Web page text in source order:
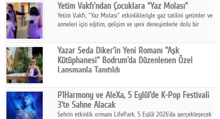
Facebook
Diziler
Karikatür
Youtube
Polemik
Reklam
Yetim Vakfı'ndan Çocuklara “Yaz Molası”
Yetim Vakfı, "Yaz Molası" etkinlikleriyle yaz tatilini yetimler ve
anneleri için eğitim, gelişim ve yeni deneyimlerle dolu bir
Yazar Seda Diker'in Yeni Romanı "Aşk
Kütüphanesi" Bodrum'da Düzenlenen Özel
Lansmanla Tanıtıldı
Diker'in 13. kitabı “Aşk Kütüphanesi” 6 Ağustos'ta Casa dell'Arte
Bodrum'da düzenlenen özel lansmanla okurlarıyla buluştu.
P1Harmony ve AleXa, 5 Eylül'de K-Pop Festivali
3'te Sahne Alacak
Şehrin etkinlik ormanı LifePark, 5 Eylül 2026'da gerçekleşecek